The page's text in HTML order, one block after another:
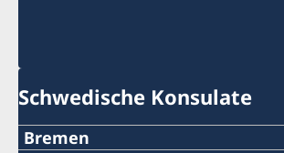
Schwedische Konsulate
Bremen